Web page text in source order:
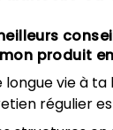
produit
longue vie à
régulier